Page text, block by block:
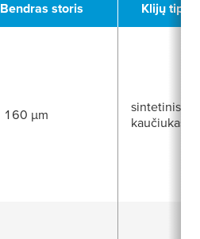
Bendras storis Klijų tipas
160 µm
sintetinis
kaučiukas